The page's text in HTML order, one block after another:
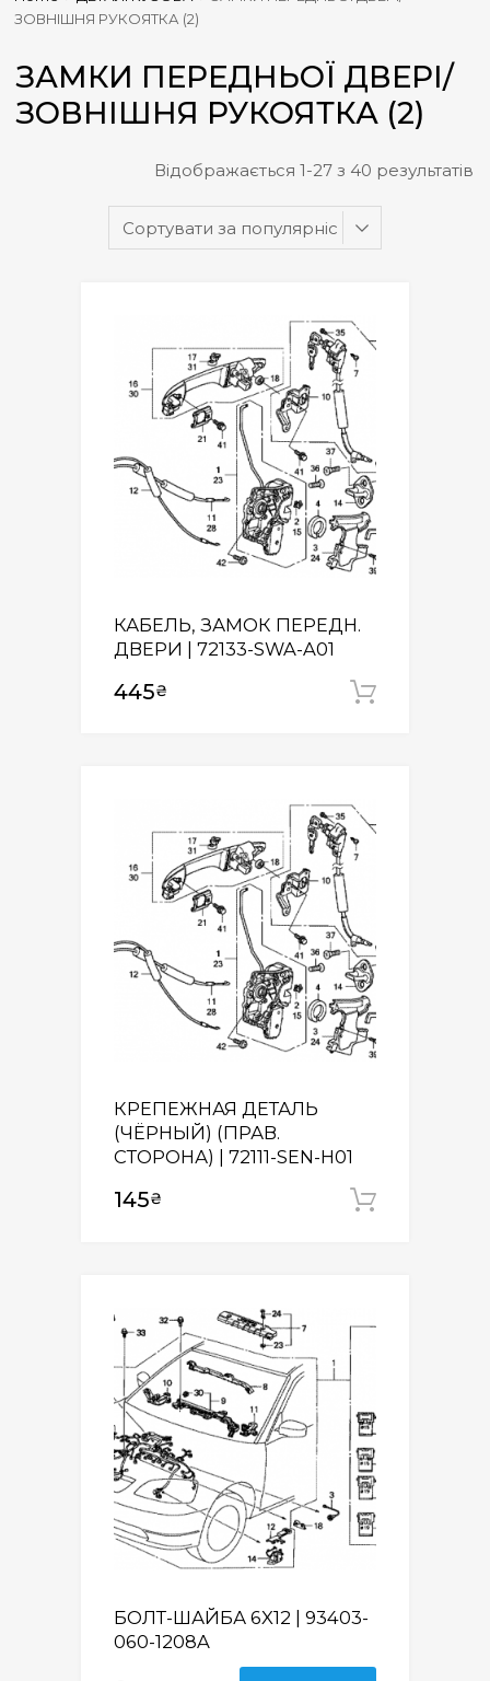
ЗОВНІШНЯ РУКОЯТКА (2)
ЗАМКИ ПЕРЕДНЬОЇ ДВЕРІ/
ЗОВНІШНЯ РУКОЯТКА (2)
Відображається 1-27 з 40 результатів
КАБЕЛЬ, ЗАМОК ПЕРЕДН.
ДВЕРИ | 72133-SWA-A01
445₴
КРЕПЕЖНАЯ ДЕТАЛЬ
(ЧЁРНЫЙ) (ПРАВ.
СТОРОНА) | 72111-SEN-H01
145₴
БОЛТ-ШАЙБА 6X12 | 93403-
060-1208A